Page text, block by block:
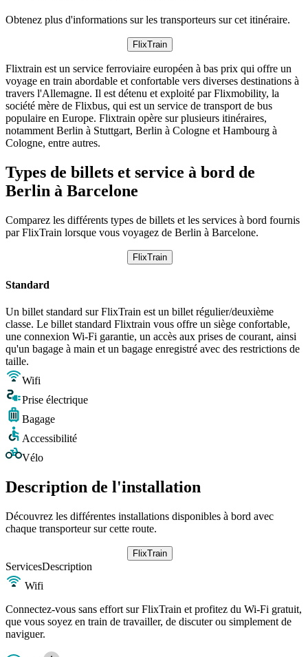
Obtenez plus d'informations sur les transporteurs sur cet itinéraire.
FlixTrain
Flixtrain est un service ferroviaire européen à bas prix qui offre un
voyage en train abordable et confortable vers diverses destinations à
travers l'Allemagne. Il est détenu et exploité par Flixmobility, la
société mère de Flixbus, qui est un service de transport de bus
populaire en Europe. Flixtrain opère sur plusieurs itinéraires,
notamment Berlin à Stuttgart, Berlin à Cologne et Hambourg à
Cologne, entre autres.
Types de billets et service à bord de
Berlin à Barcelone
Comparez les différents types de billets et les services à bord fournis
par FlixTrain lorsque vous voyagez de Berlin à Barcelone.
FlixTrain
Standard
Un billet standard sur FlixTrain est un billet régulier/deuxième
classe. Le billet standard Flixtrain vous offre un siège confortable,
une connexion Wi-Fi garantie, un accès aux prises de courant, ainsi
qu'un bagage à main et un bagage enregistré avec des restrictions de
taille.
Wifi
Prise électrique
Bagage
Accessibilité
Vélo
Description de l'installation
Découvrez les différentes installations disponibles à bord avec
chaque transporteur sur cette route.
FlixTrain
ServicesDescription
Wifi
Connectez-vous sans effort sur FlixTrain et profitez du Wi-Fi gratuit,
que vous soyez en train de travailler, de discuter ou simplement de
naviguer.